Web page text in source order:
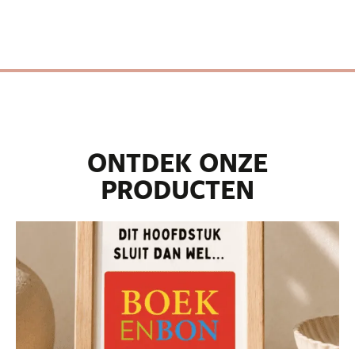
ONTDEK ONZE
PRODUCTEN